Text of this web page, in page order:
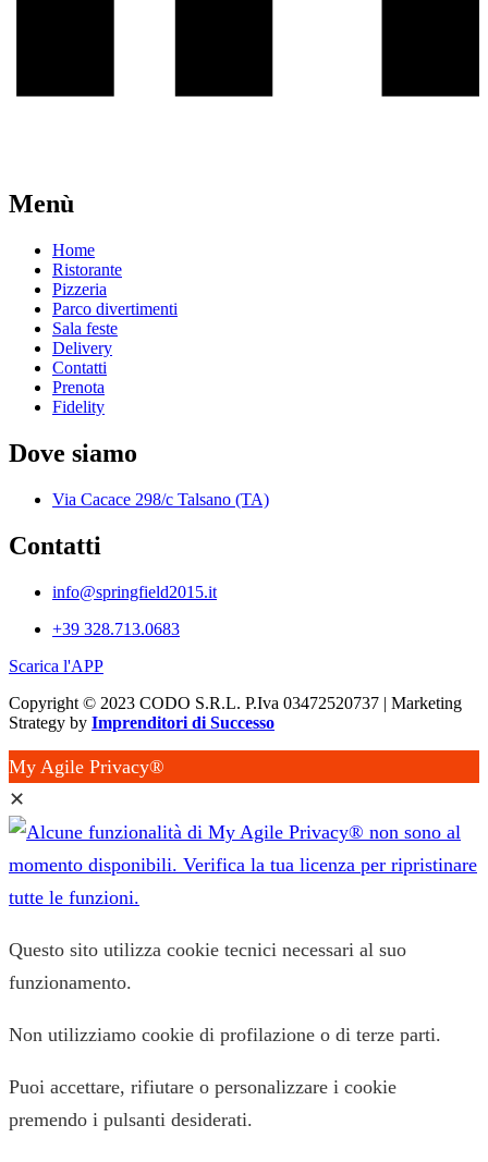
Menù
Home
Ristorante
Pizzeria
Parco divertimenti
Sala feste
Delivery
Contatti
Prenota
Fidelity
Dove siamo
Via Cacace 298/c Talsano (TA)
Contatti
info@springfield2015.it
+39 328.713.0683
Scarica l'APP
Copyright © 2023 CODO S.R.L. P.Iva 03472520737 | Marketing
Strategy by Imprenditori di Successo
My Agile Privacy®
✕
Questo sito utilizza cookie tecnici necessari al suo
funzionamento.
Non utilizziamo cookie di profilazione o di terze parti.
Puoi accettare, rifiutare o personalizzare i cookie
premendo i pulsanti desiderati.